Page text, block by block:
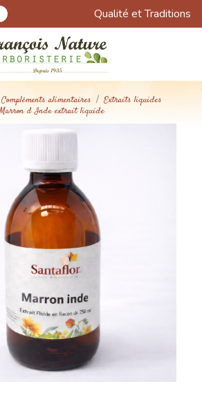
Qualité et Traditions
Compléments alimentaires
Extraits liquides
Marron d Inde extrait liquide
cookies